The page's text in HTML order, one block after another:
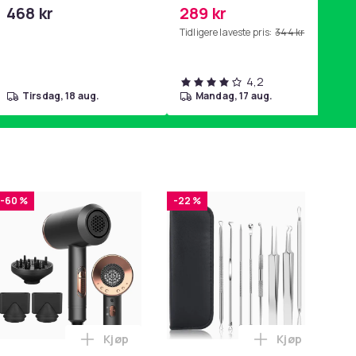
468 kr
tirsdag, 18 aug.
289 kr
Tidligere laveste pris: 344 kr
4,2
mandag, 17 aug.
i handlekurvensmertefri oppladbar White i handlekurven
-60 %
Legg Hårføner med diffusor og
Kjøp
-22 %
Legg
Kjøp